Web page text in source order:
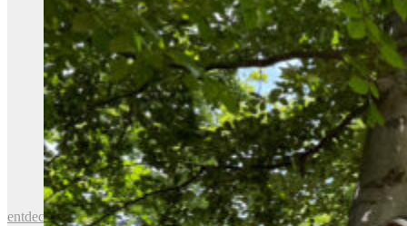
E-Book kontrolliert und aktualisiert
entdecken